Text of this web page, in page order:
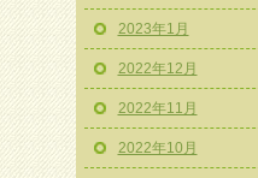
2023年1月
2022年12月
2022年11月
2022年10月